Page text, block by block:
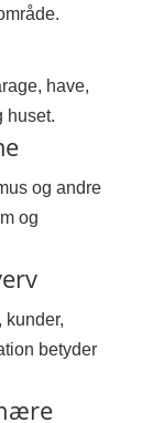
have,
huset.
og andre
og
kunder,
betyder